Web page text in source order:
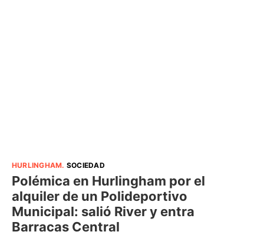
HURLINGHAM. SOCIEDAD
Polémica en Hurlingham por el
alquiler de un Polideportivo
Municipal: salió River y entra
Barracas Central